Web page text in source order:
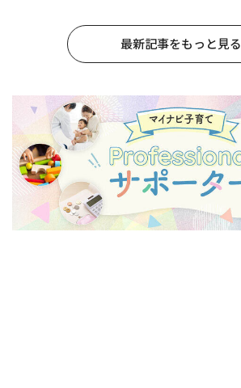
最新記事をもっと見る